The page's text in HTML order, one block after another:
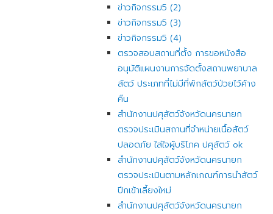
ข่าวกิจกรรม5 (2)
ข่าวกิจกรรม5 (3)
ข่าวกิจกรรม5 (4)
ตรวจสอบสถานที่ตั้ง การขอหนังสือ
อนุมัติแผนงานการจัดตั้งสถานพยาบาล
สัตว์ ประเภทที่ไม่มีที่พักสัตว์ป่วยไว้ค้าง
คืน
สำนักงานปศุสัตว์จังหวัดนครนายก
ตรวจประเมินสถานที่จำหน่ายเนื้อสัตว์
ปลอดภัย ใส่ใจผู้บริโภค ปศุสัตว์ ok
สำนักงานปศุสัตว์จังหวัดนครนายก
ตรวจประเมินตามหลักเกณฑ์การนำสัตว์
ปีกเข้าเลี้ยงใหม่
สำนักงานปศุสัตว์จังหวัดนครนายก